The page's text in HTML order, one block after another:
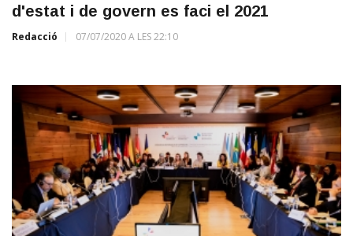
d'estat i de govern es faci el 2021
Redacció 07/07/2020 A LES 22:10